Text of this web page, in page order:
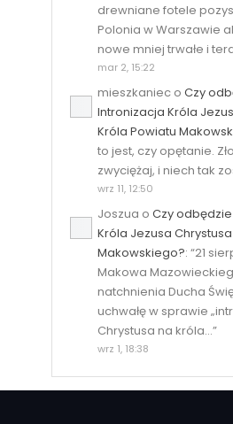
drewniane fotele
Polonia w Warszawie
nowe mniej trwałe i
mar 2, 15:22
mieszkanieco Czy
Intronizacja Króla
Króla Powiatu
to jest, czy opętanie.
zwyciężaj, i niech tak
wrz 11, 12:50
Joszua o Czy
Króla Jezusa
Makowskiego?: “21
Makowa
natchnienia Ducha
uchwałę w sprawie
Chrystusa na króla…”
wrz 1, 18:38